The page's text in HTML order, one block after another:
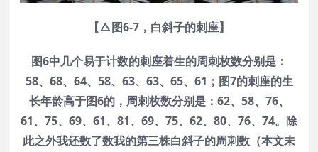
【△图6-7，白斜子的刺座】
图6中几个易于计数的刺座着生的周刺枚数分别是：
58、68、64、58、63、63、65、61；图7的刺座的生
长年龄高于图6的，周刺枚数分别是：62、58、76、
61、75、69、61、81、69、75、62、80、76、74。除
此之外我还数了数我的第三株白斜子的周刺数（本文未